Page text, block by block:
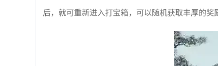
后，就可重新进入打宝箱，可以随机获取丰厚的奖